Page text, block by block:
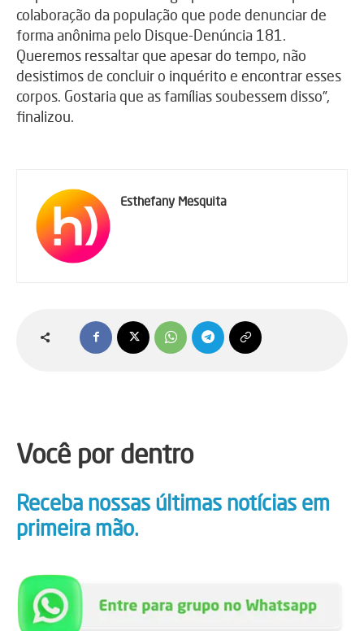
colaboração da população que pode denunciar de
forma anônima pelo Disque-Denúncia 181.
Queremos ressaltar que apesar do tempo, não
desistimos de concluir o inquérito e encontrar esses
corpos. Gostaria que as famílias soubessem disso”,
finalizou.
Esthefany Mesquita
Você por dentro
Receba nossas últimas notícias em
primeira mão.